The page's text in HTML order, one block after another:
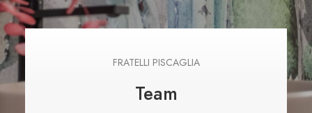
PISCAGLIA H2O
BLOG
CONTATTI
FRATELLI PISCAGLIA
Team